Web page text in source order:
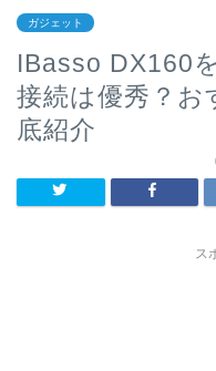
ガジェット
IBasso DX160
接続は優秀？お
底紹介
ス